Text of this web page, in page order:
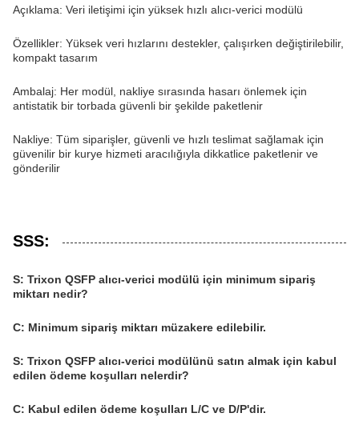
Açıklama: Veri iletişimi için yüksek hızlı alıcı-verici modülü
Özellikler: Yüksek veri hızlarını destekler, çalışırken değiştirilebilir,
kompakt tasarım
Ambalaj: Her modül, nakliye sırasında hasarı önlemek için
antistatik bir torbada güvenli bir şekilde paketlenir
Nakliye: Tüm siparişler, güvenli ve hızlı teslimat sağlamak için
güvenilir bir kurye hizmeti aracılığıyla dikkatlice paketlenir ve
gönderilir
SSS:
S: Trixon QSFP alıcı-verici modülü için minimum sipariş
miktarı nedir?
C: Minimum sipariş miktarı müzakere edilebilir.
S: Trixon QSFP alıcı-verici modülünü satın almak için kabul
edilen ödeme koşulları nelerdir?
C: Kabul edilen ödeme koşulları L/C ve D/P'dir.